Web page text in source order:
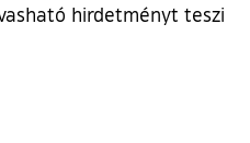
hirdetményt teszi